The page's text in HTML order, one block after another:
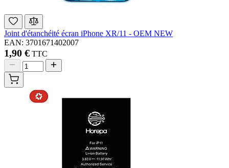
Joint d'étanchéité écran iPhone XR/11 - OEM NEW
EAN: 3701671402007
1,90 € TTC